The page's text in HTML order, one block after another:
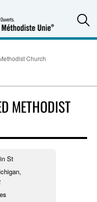
Church
METHODIST
St